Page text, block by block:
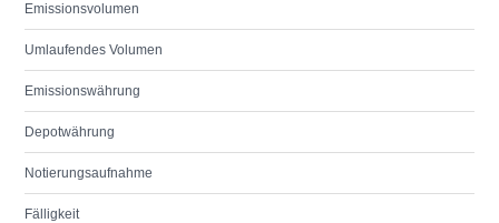
Emissionsvolumen
Umlaufendes Volumen
Emissionswährung
Depotwährung
Notierungsaufnahme
Fälligkeit